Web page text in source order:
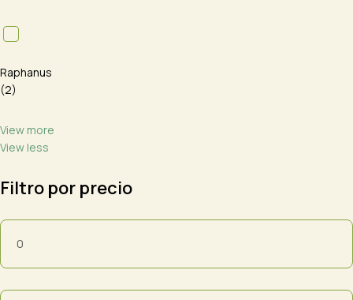
Raphanus
(2)
View more
View less
Filtro por precio